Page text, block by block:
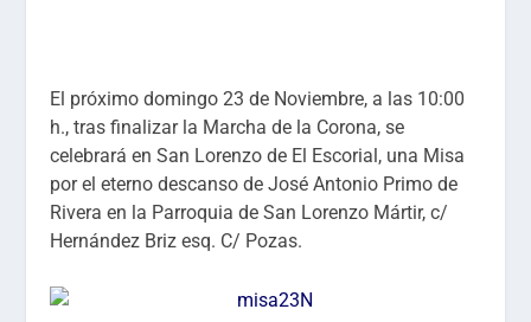
El próximo domingo 23 de Noviembre, a las 10:00
h., tras finalizar la Marcha de la Corona, se
celebrará en San Lorenzo de El Escorial, una Misa
por el eterno descanso de José Antonio Primo de
Rivera en la Parroquia de San Lorenzo Mártir, c/
Hernández Briz esq. C/ Pozas.